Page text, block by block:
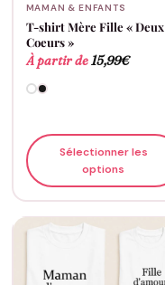
MAMAN & ENFANTS
T-shirt Mère Fille « Deux
Coeurs »
À partir de15,99€
Sélectionner les
options